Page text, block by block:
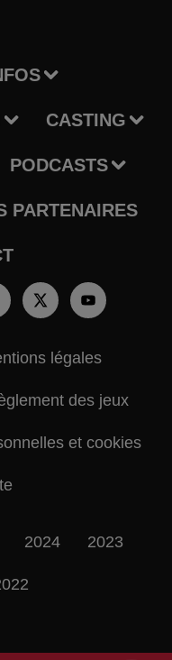
CASTING
PODCASTS
PARTENAIRES
légales
des jeux
et cookies
2024 2023